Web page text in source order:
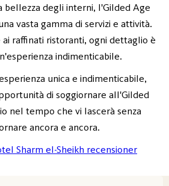
degli interni, l'Gilded Age
vasta gamma di servizi e attività.
raffinati ristoranti, ogni dettaglio è
indimenticabile.
unica e indimenticabile,
di soggiornare all'Gilded
nel tempo che vi lascerà senza
ancora e ancora.
Sharm el-Sheikh recensioner